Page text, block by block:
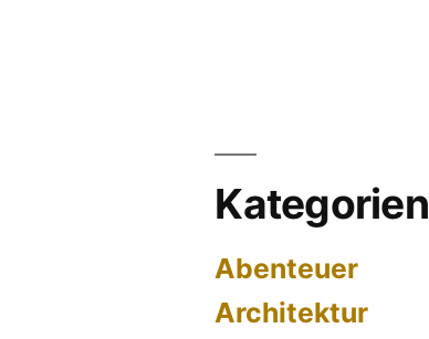
Kategorien
Abenteuer
Architektur